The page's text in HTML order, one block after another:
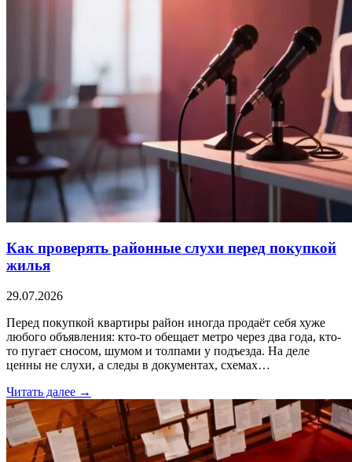
Как проверять районные слухи перед покупкой
жилья
29.07.2026
Перед покупкой квартиры район иногда продаёт себя хуже
любого объявления: кто-то обещает метро через два года, кто-
то пугает сносом, шумом и толпами у подъезда. На деле
ценны не слухи, а следы в документах, схемах…
Читать далее →